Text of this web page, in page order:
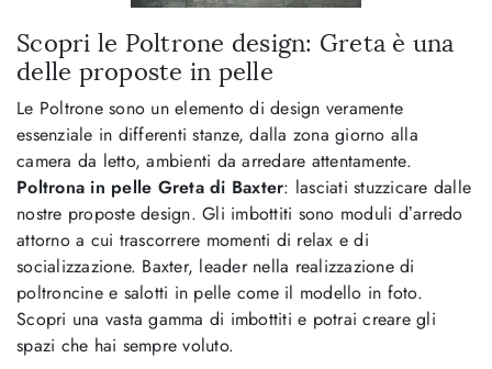
Scopri le Poltrone design: Greta è una
delle proposte in pelle
Le Poltrone sono un elemento di design veramente
essenziale in differenti stanze, dalla zona giorno alla
camera da letto, ambienti da arredare attentamente.
Poltrona in pelle Greta di Baxter: lasciati stuzzicare dalle
nostre proposte design. Gli imbottiti sono moduli d’arredo
attorno a cui trascorrere momenti di relax e di
socializzazione. Baxter, leader nella realizzazione di
poltroncine e salotti in pelle come il modello in foto.
Scopri una vasta gamma di imbottiti e potrai creare gli
spazi che hai sempre voluto.